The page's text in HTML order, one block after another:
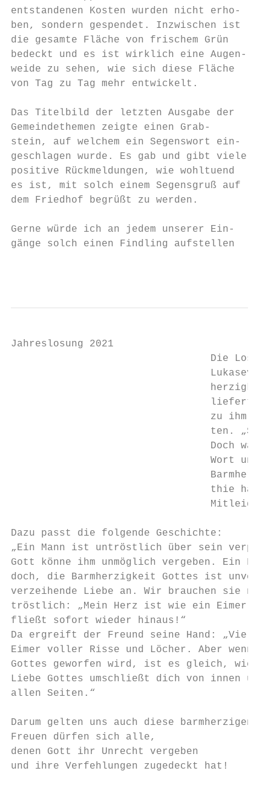
entstandenen Kosten wurden nicht erho-
ben, sondern gespendet. Inzwischen ist
die gesamte Fläche von frischem Grün
bedeckt und es ist wirklich eine Augen-
weide zu sehen, wie sich diese Fläche
von Tag zu Tag mehr entwickelt.
Das Titelbild der letzten Ausgabe der
Gemeindethemen zeigte einen Grab-
stein, auf welchem ein Segenswort ein-
geschlagen wurde. Es gab und gibt viele
positive Rückmeldungen, wie wohltuend
es ist, mit solch einem Segensgruß auf
dem Friedhof begrüßt zu werden.
Gerne würde ich an jedem unserer Ein-
gänge solch einen Findling aufstellen
Jahreslosung 2021
Die
liefert.
zu ihm
ten.
Doch was
Wort und
thie
Mitleid
Dazu passt die folgende Geschichte:
„Ein Mann ist untröstlich über sein
Gott könne ihm unmöglich vergeben. Ein
doch, die Barmherzigkeit Gottes ist
verzeihende Liebe an. Wir brauchen sie nur
tröstlich: „Mein Herz ist wie ein Eimer
fließt sofort wieder hinaus!“
Da ergreift der Freund seine Hand:
Eimer voller Risse und Löcher. Aber wenn
Gottes geworfen wird, ist es gleich, wie
Liebe Gottes umschließt dich von innen und
allen Seiten.“
Darum gelten uns auch diese barmherzigen
Freuen dürfen sich alle,
denen Gott ihr Unrecht vergeben
und ihre Verfehlungen zugedeckt hat!